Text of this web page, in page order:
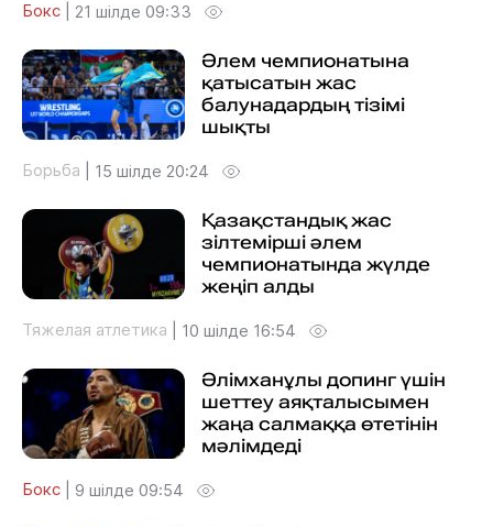
Бокс 21 шілде 09:33
Әлем чемпионатына
қатысатын жас
балунадардың тізімі
шықты
Борьба 15 шілде 20:24
Қазақстандық жас
зілтемірші әлем
чемпионатында жүлде
жеңіп алды
Тяжелая атлетика 10 шілде 16:54
Әлімханұлы допинг үшін
шеттеу аяқталысымен
жаңа салмаққа өтетінін
мәлімдеді
Бокс 9 шілде 09:54